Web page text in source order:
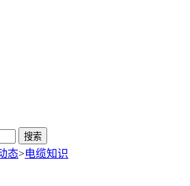
搜索
态>电缆知识